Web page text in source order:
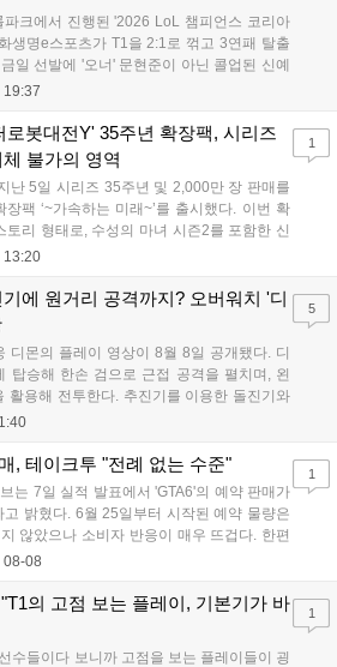
크에서 진행된 '2026 LoL 챔피언스 코리아
생명e스포츠가 T1을 2:1로 꺾고 3연패 탈출
일 선발에 '오너' 문현준이 아닌 콜업된 신예
입했지만, 결국 1:2로 패배하고 말았다. T1은
19:37
로봇대전Y' 35주년 확장팩, 시리즈
불가의 영역
난 5일 시리즈 35주년 및 2,000만 장 판매를
팩 ‘~가속하는 미래~’를 출시했다. 이번 확
토리 형태로, 수성의 마녀 시즌2를 포함한 신
버 합체기를 선보이며 작품을 완결 짓는다.
사와 조합을 구현하며 시리즈의 미래를 향한
했다....
13:20
1
에 원거리 공격까지? 오버워치 '디
디몬의 플레이 영상이 8월 8일 공개됐다. 디
탑승해 한손 검으로 근접 공격을 펼치며, 왼
활용해 전투한다. 추진기를 이용한 돌진기와
보유했고, 메카 파괴 시 맨몸으로 기관총을
를 통해 정식 출시될 예정이다....
5
, 테이크투 "전례 없는 수준"
는 7일 실적 발표에서 'GTA6'의 예약 판매가
고 밝혔다. 6월 25일부터 시작된 예약 물량은
않았으나 소비자 반응이 매우 뜨겁다. 한편
시리즈 X|S로 정식 출시될 예정이며, 록
VI: An Extended Look'을 최초 공개할 계획
08-08
1
의 고점 보는 플레이, 기본기가 바
수들이다 보니까 고점을 보는 플레이들이 굉
1